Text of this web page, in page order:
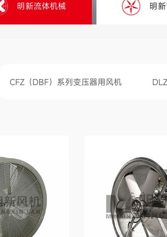
明新流体机械 明
CFZ（DBF）系列变压器用风机